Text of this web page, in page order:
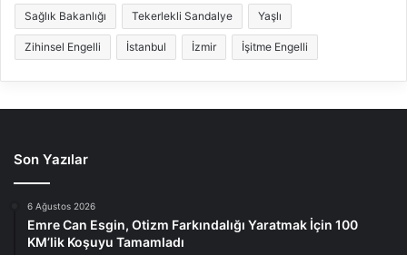
Sağlık Bakanlığı Tekerlekli Sandalye Yaşlı
Zihinsel Engelli İstanbul İzmir İşitme Engelli
Son Yazılar
6 Ağustos 2026
Emre Can Esgin, Otizm Farkındalığı Yaratmak İçin 100
KM’lik Koşuyu Tamamladı